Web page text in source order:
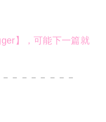
】，可能下一篇就
－－－－－－－